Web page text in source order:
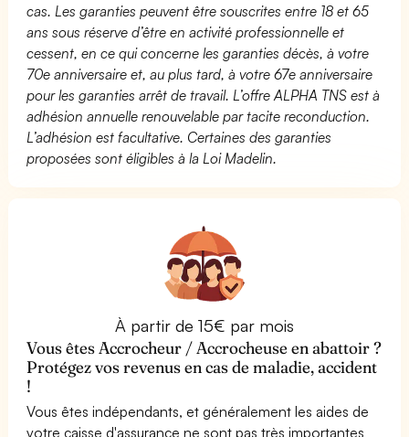
cas. Les garanties peuvent être souscrites entre 18 et 65
ans sous réserve d’être en activité professionnelle et
cessent, en ce qui concerne les garanties décès, à votre
70e anniversaire et, au plus tard, à votre 67e anniversaire
pour les garanties arrêt de travail. L’offre ALPHA TNS est à
adhésion annuelle renouvelable par tacite reconduction.
L’adhésion est facultative. Certaines des garanties
proposées sont éligibles à la Loi Madelin.
À partir de 15€ par mois
Vous êtes Accrocheur / Accrocheuse en abattoir ?
Protégez vos revenus en cas de maladie, accident
!
Vous êtes indépendants, et généralement les aides de
votre caisse d'assurance ne sont pas très importantes